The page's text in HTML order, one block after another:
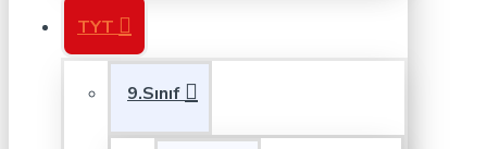
TYT
9.Sınıf